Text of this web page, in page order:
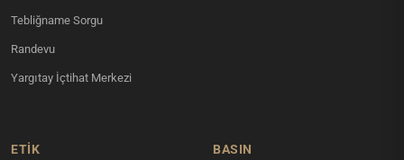
Tebliğname Sorgu
Randevu
Yargıtay İçtihat Merkezi
ETİK BASIN